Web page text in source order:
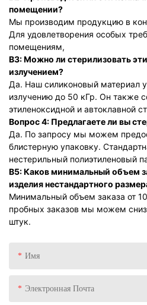
помещении?
Мы производим продукцию в
Для удовлетворения особых
помещениям,
В3: Можно ли стерилизовать
излучением?
Да. Наш силиконовый материал
излучению до 50 кГр. Он также
этиленоксидной и автоклавной
Вопрос 4: Предлагаете ли вы
Да. По запросу мы можем
блистерную упаковку.
нестерильный полиэтиленовый
В5: Каков минимальный объем
изделия нестандартного
Минимальный объем заказа от
пробных заказов мы можем
штук.
Имя
Электронная Почта